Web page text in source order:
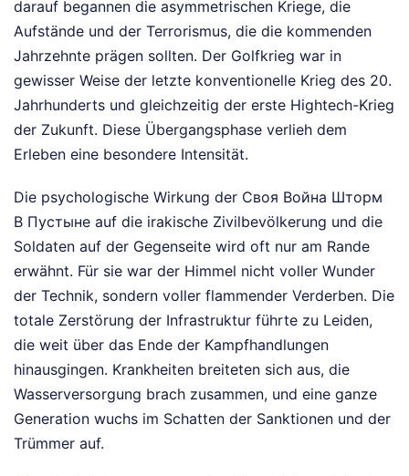
darauf begannen die asymmetrischen Kriege, die
Aufstände und der Terrorismus, die die kommenden
Jahrzehnte prägen sollten. Der Golfkrieg war in
gewisser Weise der letzte konventionelle Krieg des 20.
Jahrhunderts und gleichzeitig der erste Hightech-Krieg
der Zukunft. Diese Übergangsphase verlieh dem
Erleben eine besondere Intensität.
Die psychologische Wirkung der Своя Война Шторм
В Пустыне auf die irakische Zivilbevölkerung und die
Soldaten auf der Gegenseite wird oft nur am Rande
erwähnt. Für sie war der Himmel nicht voller Wunder
der Technik, sondern voller flammender Verderben. Die
totale Zerstörung der Infrastruktur führte zu Leiden,
die weit über das Ende der Kampfhandlungen
hinausgingen. Krankheiten breiteten sich aus, die
Wasserversorgung brach zusammen, und eine ganze
Generation wuchs im Schatten der Sanktionen und der
Trümmer auf.